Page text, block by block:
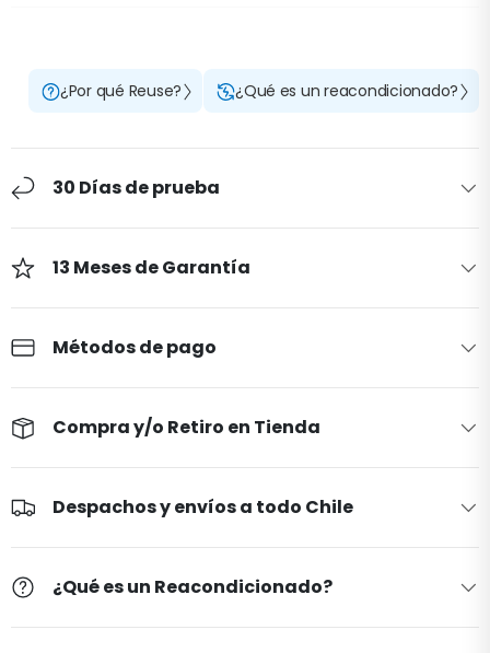
¿Por qué Reuse? ¿Qué es un reacondicionado?
30 Días de prueba
13 Meses de Garantía
Métodos de pago
Compra y/o Retiro en Tienda
Despachos y envíos a todo Chile
¿Qué es un Reacondicionado?